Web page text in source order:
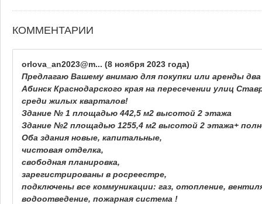
КОММЕНТАРИИ
orlova_an2023@m... (8 ноября 2023 года)
Предлагаю Вашему внимаю для покупки или аренды
Абинск Краснодарского края на пересечении улиц
среди жилых кварталов!
Здание № 1 площадью 442,5 м2 высотой 2 этажа
Здание №2 площадью 1255,4 м2 высотой 2 этажа+
Оба здания новые, капитальные,
чистовая отделка,
свободная планировка,
зарегистрированы в росреестре,
подключены все коммуникации: газ, отопление,
водоотведение, пожарная система !